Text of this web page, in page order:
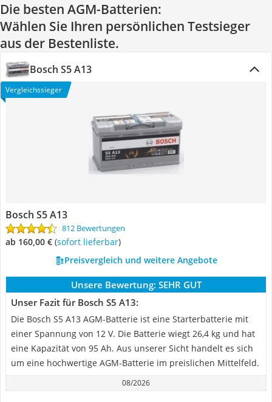
Die besten AGM-Batterien:
Wählen Sie Ihren persönlichen Testsieger
aus der Bestenliste.
Bosch S5 A13
Vergleichssieger
Bosch S5 A13
812 Bewertungen
ab 160,00 € ( Sofort lieferbar)
Preisvergleich und weitere Angebote
Unsere Bewertung: SEHR GUT
Unser Fazit für Bosch S5 A13:
Die Bosch S5 A13 AGM-Batterie ist eine Starterbatterie mit
einer Spannung von 12 V. Die Batterie wiegt 26,4 kg und hat
eine Kapazität von 95 Ah. Aus unserer Sicht handelt es sich
um eine hochwertige AGM-Batterie im preislichen Mittelfeld.
08/2026